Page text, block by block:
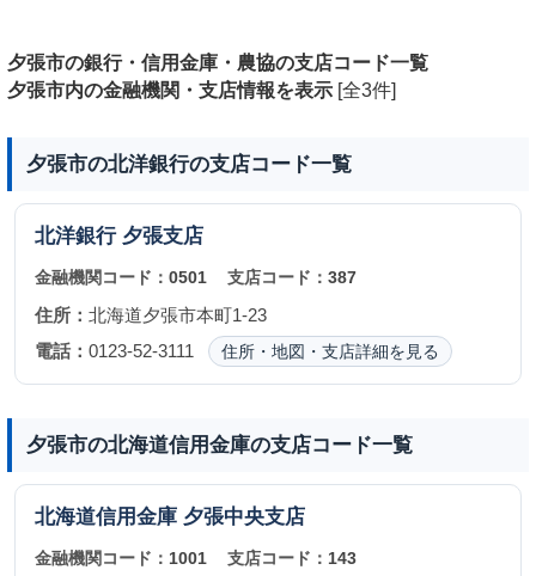
夕張市の銀行・信用金庫・農協の支店コード一覧
夕張市内の金融機関・支店情報を表示 [全3件]
夕張市の北洋銀行の支店コード一覧
北洋銀行 夕張支店
金融機関コード： 0501 支店コード：387
住所： 北海道夕張市本町1-23
電話： 0123-52-3111 住所・地図・支店詳細を見る
夕張市の北海道信用金庫の支店コード一覧
北海道信用金庫 夕張中央支店
金融機関コード： 1001 支店コード： 143